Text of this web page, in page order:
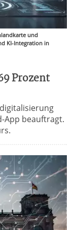
und
KI-Integration in
Prozent
App beauftragt.